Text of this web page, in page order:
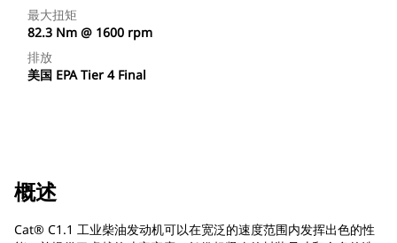
最大扭矩
82.3 Nm @ 1600 rpm
排放
美国 EPA Tier 4 Final
概述
Cat® C1.1 工业柴油发动机可以在宽泛的速度范围内发挥出色的性